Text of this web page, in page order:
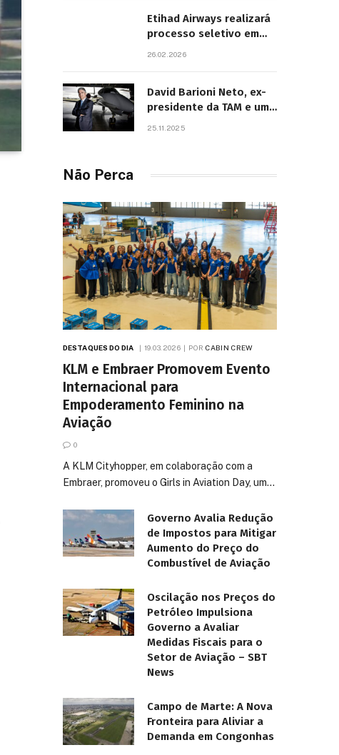
Etihad Airways realizará
processo seletivo em
26.02.2026
David Barioni Neto, ex-
presidente da TAM e um
25.11.2025
Não Perca
DESTAQUES DO DIA 19.03.2026 POR CABIN CREW
KLM e Embraer Promovem Evento
Internacional para
Empoderamento Feminino na
Aviação
0
A KLM Cityhopper, em colaboração com a
Embraer, promoveu o Girls in Aviation Day, um…
Governo Avalia Redução
de Impostos para Mitigar
Aumento do Preço do
Combustível de Aviação
Oscilação nos Preços do
Petróleo Impulsiona
Governo a Avaliar
Medidas Fiscais para o
Setor de Aviação – SBT
News
Campo de Marte: A Nova
Fronteira para Aliviar a
Demanda em Congonhas